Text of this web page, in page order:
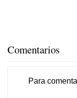
Comentarios
Para